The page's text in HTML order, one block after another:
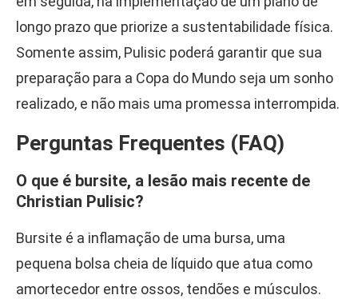
longo prazo que priorize a sustentabilidade física.
Somente assim, Pulisic poderá garantir que sua
preparação para a Copa do Mundo seja um sonho
realizado, e não mais uma promessa interrompida.
Perguntas Frequentes (FAQ)
O que é bursite, a lesão mais recente de
Christian Pulisic?
Bursite é a inflamação de uma bursa, uma
pequena bolsa cheia de líquido que atua como
amortecedor entre ossos, tendões e músculos.